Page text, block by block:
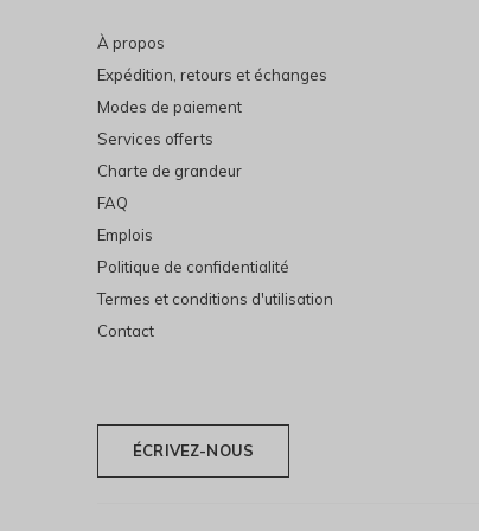
À propos
Expédition, retours et échanges
Modes de paiement
Services offerts
Charte de grandeur
FAQ
Emplois
Politique de confidentialité
Termes et conditions d'utilisation
Contact
ÉCRIVEZ-NOUS